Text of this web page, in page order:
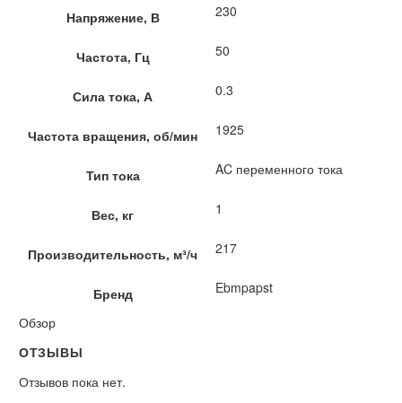
Напряжение, В
230
Частота, Гц 50
Сила тока, А 0.3
Частота вращения, об/мин 1925
Тип тока AC переменного тока
Вес, кг 1
Производительность, м³/ч 217
Бренд
Ebmpapst
Обзор
ОТЗЫВЫ
Отзывов пока нет.